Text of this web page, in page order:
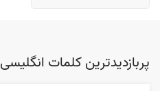
پربازدیدترین کلمات انگلیسی